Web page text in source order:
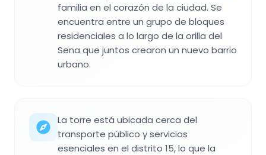
familia en el corazón de la ciudad. Se
encuentra entre un grupo de bloques
residenciales a lo largo de la orilla del
Sena que juntos crearon un nuevo barrio
urbano.
La torre está ubicada cerca del
transporte público y servicios
esenciales en el distrito 15, lo que la